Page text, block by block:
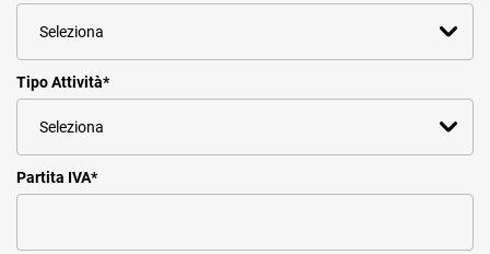
Tipo Attività*
Partita IVA*